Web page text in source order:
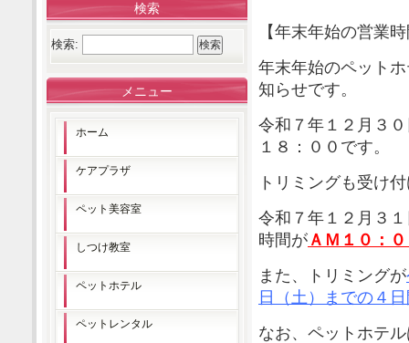
【年末年始の営業
年末年始のペット
知らせです。
令和７年１２月３
１８：００です。
トリミングも受け
令和７年１２月３
時間がＡＭ１０：
また、トリミングが
日（土）までの４
なお、ペットホテ
検索
検索:
メニュー
ホーム
ケアプラザ
ペット美容室
しつけ教室
ペットホテル
ペットレンタル